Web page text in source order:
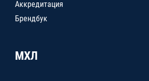
Аккредитация
Брендбук
МХЛ